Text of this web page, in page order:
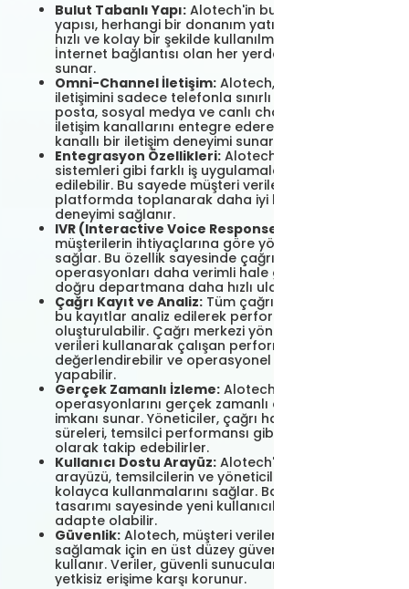
Bulut Tabanlı Yapı: Alotech'in bulut tabanlı
yapısı, herhangi bir donanım yatırımı yapmadan
hızlı ve kolay bir şekilde kullanılmasını sağlar.
İnternet bağlantısı olan her yerden erişim imkanı
sunar.
Omni-Channel İletişim: Alotech, çağrı merkezi
iletişimini sadece telefonla sınırlı tutmaz. SMS, e-
posta, sosyal medya ve canlı chat gibi farklı
iletişim kanallarını entegre ederek müşterilere çok
kanallı bir iletişim deneyimi sunar.
Entegrasyon Özellikleri: Alotech, CRM ve ERP
sistemleri gibi farklı iş uygulamalarıyla entegre
edilebilir. Bu sayede müşteri verileri tek bir
platformda toplanarak daha iyi bir müşteri
deneyimi sağlanır.
IVR (Interactive Voice Response):
müşterilerin ihtiyaçlarına göre yönlendirilmesini
sağlar. Bu özellik sayesinde çağrı merkezi
operasyonları daha verimli hale gelir ve müşteriler
doğru departmana daha hızlı ulaşır.
Çağrı Kayıt ve Analiz: Tüm çağrılar kaydedilir ve
bu kayıtlar analiz edilerek performans raporları
oluşturulabilir. Çağrı merkezi yöneticileri, bu
verileri kullanarak çalışan performansını
değerlendirebilir ve operasyonel iyileştirmeler
yapabilir.
Gerçek Zamanlı İzleme: Alotech, çağrı merkezi
operasyonlarını gerçek zamanlı olarak izleme
imkanı sunar. Yöneticiler, çağrı hacmi, bekleme
süreleri, temsilci performansı gibi metrikleri anlık
olarak takip edebilirler.
Kullanıcı Dostu Arayüz: Alotech'in kullanıcı dostu
arayüzü, temsilcilerin ve yöneticilerin sistemi
kolayca kullanmalarını sağlar. Basit ve sezgisel
tasarımı sayesinde yeni kullanıcılar hızlı bir şekilde
adapte olabilir.
Güvenlik: Alotech, müşteri verilerinin güvenliğini
sağlamak için en üst düzey güvenlik önlemlerini
kullanır. Veriler, güvenli sunucularda saklanır ve
yetkisiz erişime karşı korunur.